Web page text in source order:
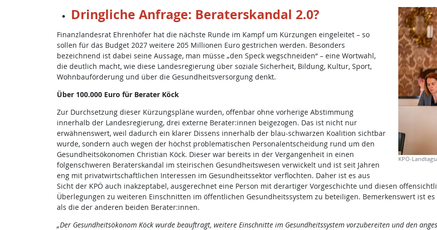
KPÖ-
Dringliche Anfrage: Beraterskandal 2.0?
Finanzlandesrat Ehrenhöfer hat die nächste Runde im Kampf um Kürzungen eingeleitet – so
sollen für das Budget 2027 weitere 205 Millionen Euro gestrichen werden. Besonders
bezeichnend ist dabei seine Aussage, man müsse „den Speck wegschneiden“ – eine Wortwahl,
die deutlich macht, wie diese Landesregierung über soziale Sicherheit, Bildung, Kultur, Sport,
Wohnbauförderung und über die Gesundheitsversorgung denkt.
Über 100.000 Euro für Berater Köck
Zur Durchsetzung dieser Kürzungspläne wurden, offenbar ohne vorherige Abstimmung
innerhalb der Landesregierung, drei externe Berater:innen beigezogen. Das ist nicht nur
erwähnenswert, weil dadurch ein klarer Dissens innerhalb der blau-schwarzen Koalition sichtbar
wurde, sondern auch wegen der höchst problematischen Personalentscheidung rund um den
Gesundheitsökonomen Christian Köck. Dieser war bereits in der Vergangenheit in einen
folgenschweren Beraterskandal im steirischen Gesundheitswesen verwickelt und ist seit Jahren
eng mit privatwirtschaftlichen Interessen im Gesundheitssektor verflochten. Daher ist es aus
Sicht der KPÖ auch inakzeptabel, ausgerechnet eine Person mit derartiger Vorgeschichte und diesen
Überlegungen zu weiteren Einschnitten im öffentlichen Gesundheitssystem zu beteiligen. Bemerkenswert ist es
als die der anderen beiden Berater:innen.
„Der Gesundheitsökonom Köck wurde beauftragt, weitere Einschnitte im Gesundheitssystem vorzubereiten und den